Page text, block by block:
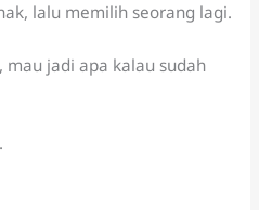
lalu memilih seorang lagi.
mau jadi apa kalau sudah